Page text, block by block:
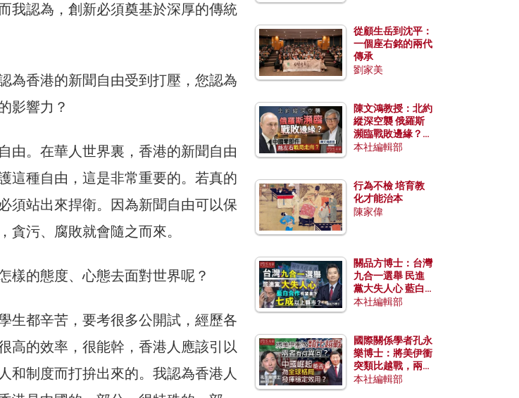
我認為，創新必須奠基於深厚的傳統
為香港的新聞自由受到打壓，您認為
影響力？
由。在華人世界裏，香港的新聞自由
這種自由，這是非常重要的。若真的
須站出來捍衛。因為新聞自由可以保
貪污、腐敗就會隨之而來。
樣的態度、心態去面對世界呢？
生都辛苦，要考很多公開試，經歷各
高的效率，很能幹，香港人應該引以
和制度而打拚出來的。我認為香港人
從顧生岳到沈平：
一個座右銘的兩代
傳承
劉家美
陳文鴻教授：北約
縱深空襲 俄羅斯
瀕臨戰敗邊緣？中
國零部件能左右戰
本社編輯部
行為不檢 培育教
化才能治本
陳家偉
關品方博士：台灣
九合一選舉 民進
黨大失人心 藍白
合作有望拿下七成
本社編輯部
國際關係學者孔永
樂博士：將美伊衝
突類比越戰，兩者
有何異同？中國崛
本社編輯部